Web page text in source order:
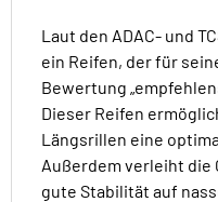
Laut den ADAC- und
ein Reifen, der für
Bewertung
Dieser Reifen
Längsrillen eine
Außerdem verleiht die
gute Stabilität auf